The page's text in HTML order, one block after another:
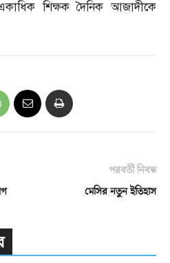
শিক্ষক দৈনিক আজাদীকে
পরবর্তী নিবন্ধ
মেসির নতুন ইতিহাস